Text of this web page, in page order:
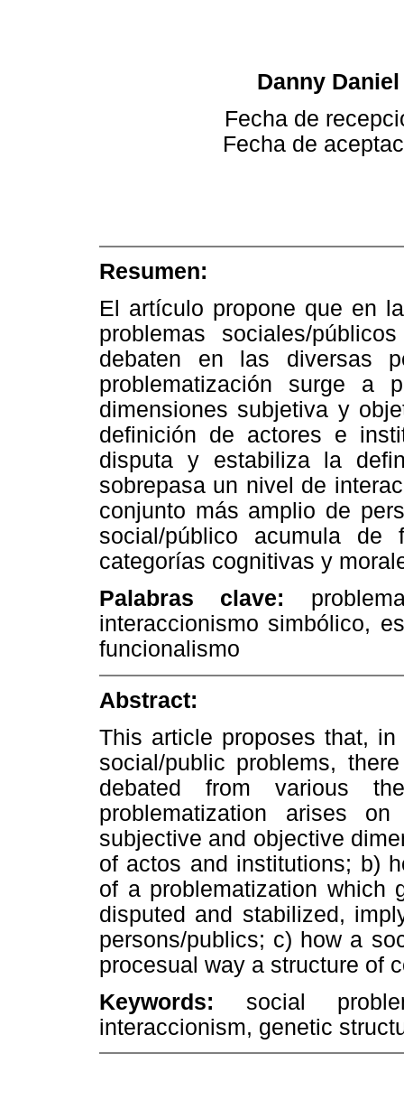
Danny
Fecha de
Fecha de
Resumen:
El artículo propone que en
problemas sociales/
debaten en las diversas
problematización surge a
dimensiones subjetiva y
definición de actores e
disputa y estabiliza la
sobrepasa un nivel de
conjunto más amplio de
social/público acumula de
categorías cognitivas y
Palabras clave:
interaccionismo simbólico,
funcionalismo
Abstract:
This article proposes that,
social/public problems,
debated from various
problematization arises
subjective and objective
of actos and institutions; b)
of a problematization which
disputed and stabilized,
persons/publics; c) how a
procesual way a structure of
Keywords: social
interaccionism, genetic